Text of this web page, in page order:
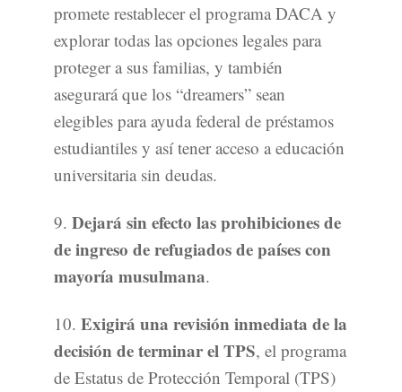
promete restablecer el programa DACA y
explorar todas las opciones legales para
proteger a sus familias, y también
asegurará que los “dreamers” sean
elegibles para ayuda federal de préstamos
estudiantiles y así tener acceso a educación
universitaria sin deudas.
9. Dejará sin efecto las prohibiciones de
de ingreso de refugiados de países con
mayoría musulmana.
10. Exigirá una revisión inmediata de la
decisión de terminar el TPS, el programa
de Estatus de Protección Temporal (TPS)